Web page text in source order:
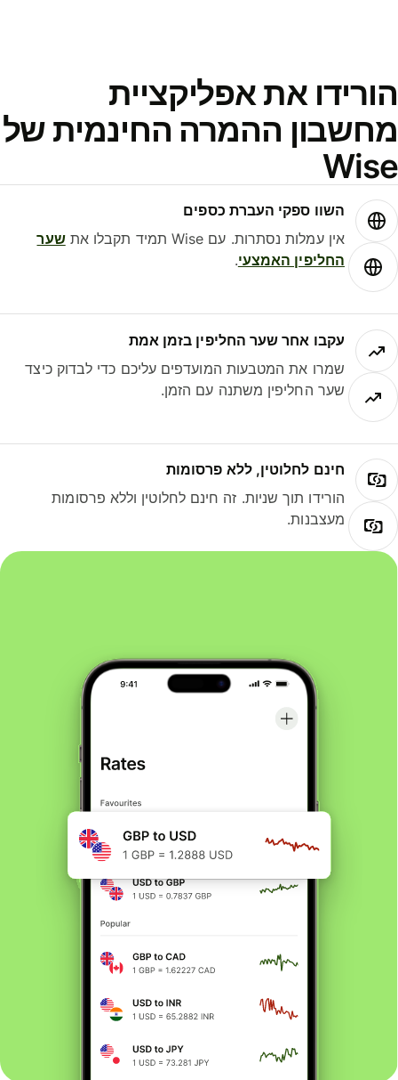
את אפליקציית
ההמרה החינמית של
השוו ספקי העברת כספים
אין עמלות נסתרות. עם Wise תמיד תקבלו את
שער
החליפין האמצעי.
עקבו אחר שער החליפין בזמן אמת
שמרו את המטבעות המועדפים עליכם כדי לבדוק כיצד
שער החליפין משתנה עם הזמן.
חינם לחלוטין, ללא פרסומות
הורידו תוך שניות. זה חינם לחלוטין וללא פרסומות
מעצבנות.